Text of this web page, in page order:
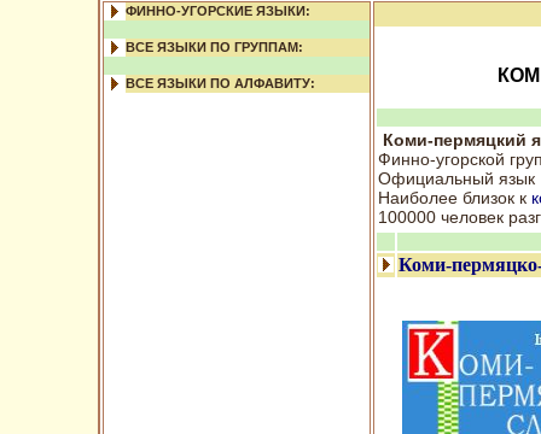
ФИННО-УГОРСКИЕ ЯЗЫКИ:
ВСЕ ЯЗЫКИ ПО ГРУППАМ:
ВСЕ ЯЗЫКИ ПО АЛФАВИТУ:
Коми-пермяцкий
Финно-угорской
Официальный язык
Наиболее близок к
100000 человек
Коми-